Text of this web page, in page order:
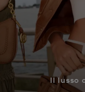
Il lusso